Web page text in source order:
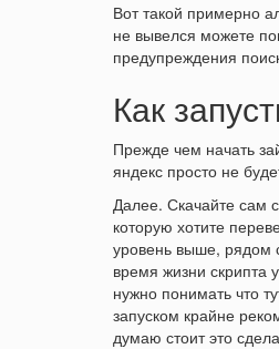
Вот такой примерно
не вывелся можете
предупреждения
Как
Прежде чем начать
яндекс просто не
Далее. Скачайте сам
которую хотите
уровень выше, рядом
время жизни скрипта
нужно понимать что
запуском крайне
думаю стоит это